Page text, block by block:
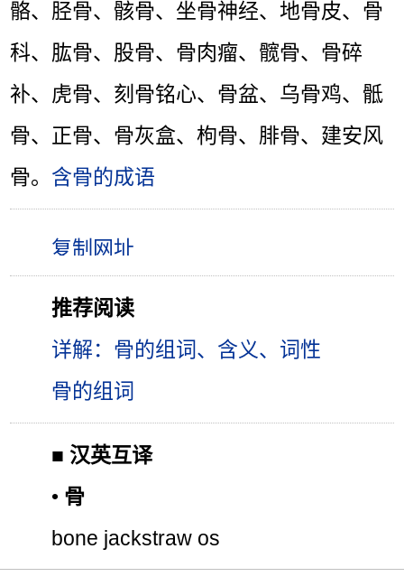
骼、胫骨、骸骨、坐骨神经、地骨皮、骨
科、肱骨、股骨、骨肉瘤、髋骨、骨碎
补、虎骨、刻骨铭心、骨盆、乌骨鸡、骶
骨、正骨、骨灰盒、枸骨、腓骨、建安风
骨。 含骨的成语
推荐阅读
详解：骨的组词、含义、词性
骨的组词
■ 汉英互译
• 骨
bone jackstraw os